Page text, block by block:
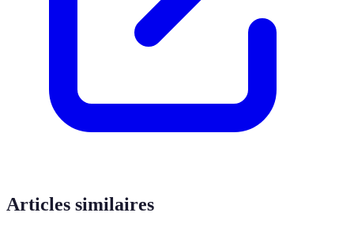
Articles similaires